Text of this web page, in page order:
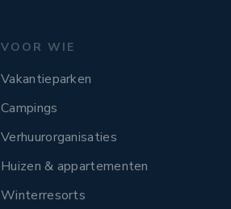
VOOR WIE
Vakantieparken
Campings
Verhuurorganisaties
Huizen & appartementen
Winterresorts